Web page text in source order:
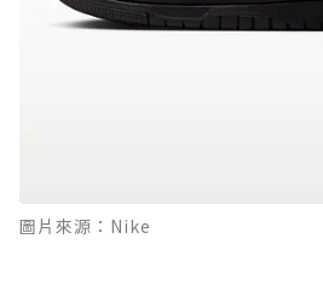
圖片來源：Nike